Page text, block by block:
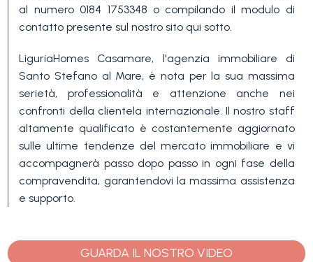
al numero 0184 1753348 o compilando il modulo di
contatto presente sul nostro sito qui sotto.
LiguriaHomes Casamare, l'agenzia immobiliare di
Santo Stefano al Mare, è nota per la sua massima
serietà, professionalità e attenzione anche nei
confronti della clientela internazionale. Il nostro staff
altamente qualificato è costantemente aggiornato
sulle ultime tendenze del mercato immobiliare e vi
accompagnerà passo dopo passo in ogni fase della
compravendita, garantendovi la massima assistenza
e supporto.
GUARDA IL NOSTRO VIDEO
opzioni
-
Giardino
Balcone/Terrazzo
Ascensore